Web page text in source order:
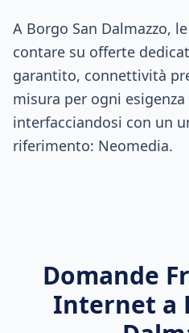
A Borgo San Dalmazzo,
contare su offerte
garantito, connettività
misura per ogni
interfacciandosi con un
riferimento: Neomedia.
Domande
Internet a